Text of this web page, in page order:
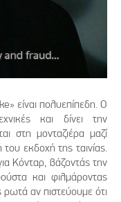
είναι πολυεπίπεδη. Ο
και δίνει την
στη μονταζιέρα μαζί
εκδοχή της ταινίας.
Κόνταρ, βάζοντάς την
και φιλμάροντας
αν πιστεύουμε ότι